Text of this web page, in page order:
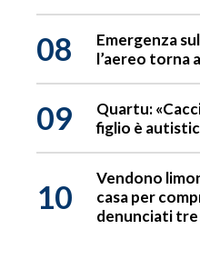
08
Emergenza
l’aereo torna
09
Quartu:
figlio è
10
Vendono
casa per
denunciati